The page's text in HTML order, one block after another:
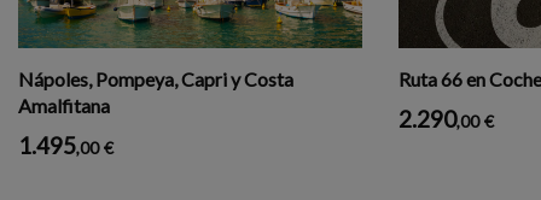
Nápoles, Pompeya, Capri y Costa
Amalfitana
1.495,00 €
Ruta 66 en
2.290,00 €